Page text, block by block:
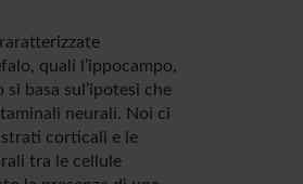
quali l’ippocampo,
basa sul’ipotesi che
neurali. Noi ci
strati corticali e le
tra le cellule